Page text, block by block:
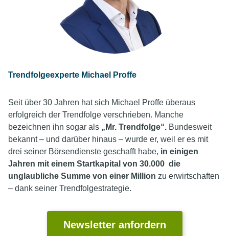
Trendfolgeexperte Michael Proffe
Seit über 30 Jahren hat sich Michael Proffe überaus
erfolgreich der Trendfolge verschrieben. Manche
bezeichnen ihn sogar als „Mr. Trendfolge“. Bundesweit
bekannt – und darüber hinaus – wurde er, weil er es mit
drei seiner Börsendienste geschafft habe, in einigen
Jahren mit einem Startkapital von 30.000 die
unglaubliche Summe von einer Million zu erwirtschaften
– dank seiner Trendfolgestrategie.
Newsletter anfordern